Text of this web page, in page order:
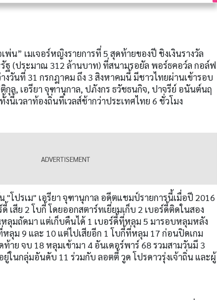
พ่น” เมเจอร์หญิงรายการที่ 5 สุดท้ายของปี ชิงเงินรางวัล
ฐ (ประมาณ 312 ล้านบาท) ที่สนามรอยัล พอร์ธคอว์ล กอล์ฟ
งวันที่ 31 กรกฎาคม ถึง 3 สิงหาคมนี้ มีชาวไทยผ่านเข้ารอบ
กุล, เอรียา จุฑานุกาล, ปภังกร ธวัชธนกิจ, ปาจรีย์ อนันต์นฤ
นี้เวลาท้องถิ่นที่เวลส์ช้ากว่าประเทศไทย 6 ชั่วโมง
"โปรเม" เอรียา จุฑานุกาล อดีตแชมป์รายการนี้เมื่อปี 2016
เสีย 2โบกี้ โดยออกสตาร์ทเยี่ยมเก็บ 2 เบอร์ดี้ติดในสอง
ลุมถัดมา แต่เก็บคืนได้ 1 เบอร์ดี้ที่หลุม 5 มารอบหลุมหลัง
หลุม 9 และ 10 แต่ไปเสียอีก 1โบกี้ที่หลุม 17 ก่อนปิดเกม
ท้าย จบ 18 หลุมเข้ามา 4 อันเดอร์พาร์ 68รวมสามวันมี 3
ยู่ในกลุ่มอันดับ 11 ร่วมกับ ลอตตี้ วูด โปรดาวรุ่งเจ้าถิ่น และผู้